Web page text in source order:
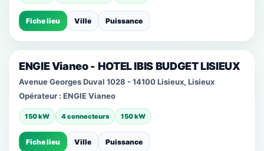
Fiche lieu Ville Puissance
ENGIE Vianeo - HOTEL IBIS BUDGET LISIEUX
Avenue Georges Duval 1028 - 14100 Lisieux, Lisieux
Opérateur : ENGIE Vianeo
150 kW 4 connecteurs 150 kW
Fiche lieu Ville Puissance